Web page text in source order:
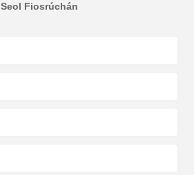
Seol Fiosrúchán